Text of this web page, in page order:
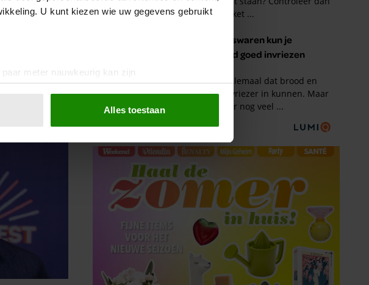
U kunt kiezen wie uw gegevens gebruikt
meter nauwkeurig kan zijn
eigenschappen (fingerprinting)
functies voor social media te bieden en om ons
onze site met onze partners voor social
met andere informatie die u aan ze heeft
U gaat akkoord met onze cookies als u
Alles toestaan